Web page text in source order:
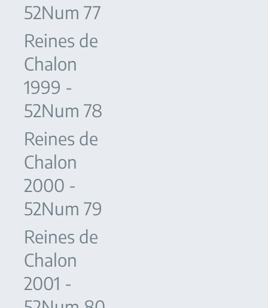
52Num 77
Reines de
Chalon
1999 -
52Num 78
Reines de
Chalon
2000 -
52Num 79
Reines de
Chalon
2001 -